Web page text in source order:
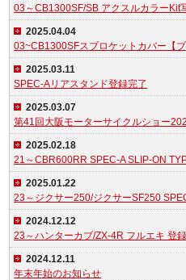
03～CB1300SF/SB アクスルカラーKit
2025.04.04
03~CB1300SFスプロケットカバー【
2025.03.11
SPEC-Aリアスタンド登録完了
2025.03.07
第41回大阪モーターサイクルショー
2025.02.18
21～CBR600RR SPEC-A SLIP-ON
2025.01.22
23～ジクサー250/ジクサーSF250
2024.12.12
23～ハンターカブ/ZX-4R フルエキ 登
2024.12.11
年末年始のお知らせ